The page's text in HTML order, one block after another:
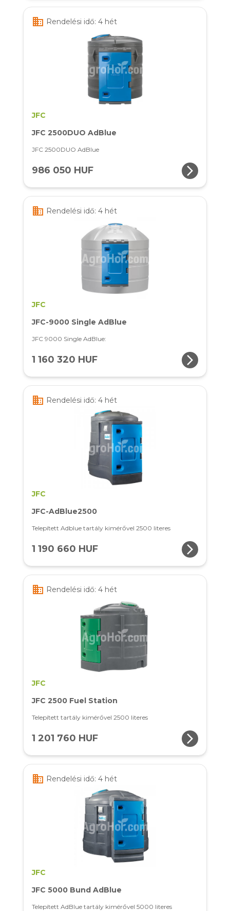
business Rendelési idő: 4 hét
JFC
JFC 2500DUO AdBlue
JFC 2500DUO AdBlue
986 050 HUF arrow_forward_ios
business Rendelési idő: 4 hét
JFC
JFC-9000 Single AdBlue
JFC 9000 Single AdBlue:
1 160 320 HUF arrow_forward_ios
business Rendelési idő: 4 hét
JFC
JFC-AdBlue2500
Telepített Adblue tartály kimérővel 2500 literes
1 190 660 HUF arrow_forward_ios
business Rendelési idő: 4 hét
JFC
JFC 2500 Fuel Station
Telepített tartály kimérővel 2500 literes
1 201 760 HUF arrow_forward_ios
business Rendelési idő: 4 hét
JFC
JFC 5000 Bund AdBlue
Telepített AdBlue tartály kimérővel 5000 literes